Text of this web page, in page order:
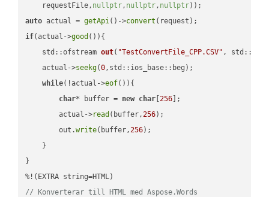
    requestFile,
nullptr, nullptr, nullptr))
auto actual = getApi()->convert
if(actual->good ()){
std::ofstream out( "TestConvertFile_CPP.CSV" ,
    actual->
seekg(0,std::ios_base::beg);
while(!actual->eof()){
char* buffer = new char [256 ];
        actual->
read (buffer,256);
        out.
write(buffer,256);
    }
}
// Konverterar till HTML med Aspose.Words